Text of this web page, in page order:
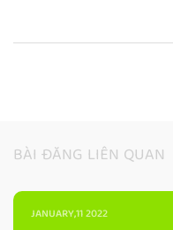
BÀI ĐĂNG LIÊN QUAN
JANUARY,11 2022